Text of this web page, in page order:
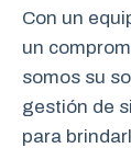
Con un
un
somos su
gestión de
para